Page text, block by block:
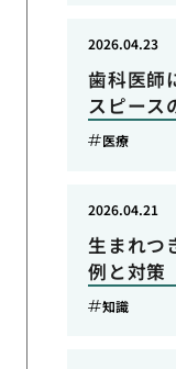
歯科医師
スピース
2026.04.23
医療
生まれつ
例と対策
2026.04.21
知識